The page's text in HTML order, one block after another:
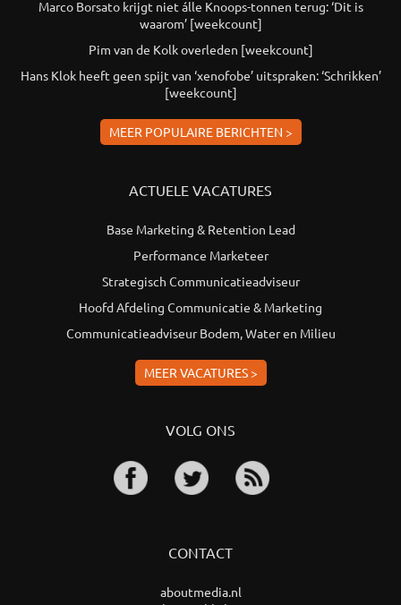
Marco Borsato krijgt niet álle Knoops-tonnen terug: ‘Dit is
waarom’ [weekcount]
Pim van de Kolk overleden [weekcount]
Hans Klok heeft geen spijt van ‘xenofobe’ uitspraken: ‘Schrikken’
[weekcount]
MEER POPULAIRE BERICHTEN >
ACTUELE VACATURES
Base Marketing & Retention Lead
Performance Marketeer
Strategisch Communicatieadviseur
Hoofd Afdeling Communicatie & Marketing
Communicatieadviseur Bodem, Water en Milieu
MEER VACATURES >
VOLG ONS
CONTACT
aboutmedia.nl